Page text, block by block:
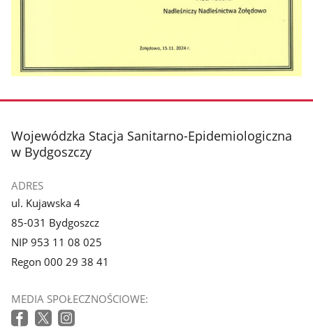
stopka
Wojewódzka Stacja Sanitarno-Epidemiologiczna
w Bydgoszczy
ADRES
ul. Kujawska 4
85-031 Bydgoszcz
NIP 953 11 08 025
Regon 000 29 38 41
MEDIA SPOŁECZNOŚCIOWE: